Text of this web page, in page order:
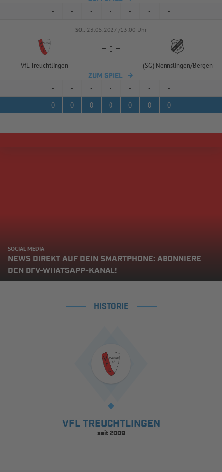
- - - - - - -
SO.. 23.05.2027 /13:00 Uhr
VfL Treuchtlingen
- : -
(SG) Nennslingen/Bergen
ZUM SPIEL
- - - - - -
-
0
0 0 0 0 0 0
SOCIAL MEDIA
NEWS DIREKT AUF DEIN SMARTPHONE: ABONNIERE
DEN BFV-WHATSAPP-KANAL!
HISTORIE
VFL TREUCHTLINGEN
seit 2009